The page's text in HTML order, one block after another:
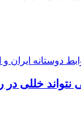
دوستانه ایران و
خللی در